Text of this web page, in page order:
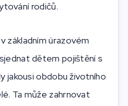
rodičů.
základním úrazovém
dětem pojištění s
jakousi obdobu životního
Ta může zahrnovat